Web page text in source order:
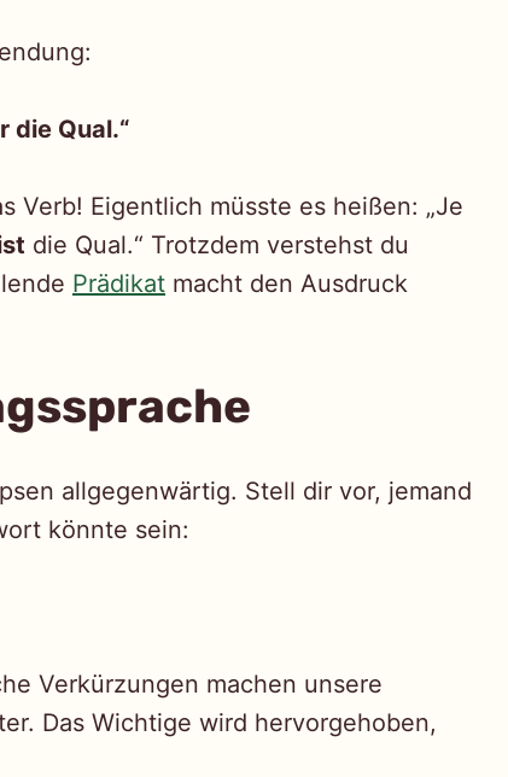
die Qual.“
Verb! Eigentlich müsste es heißen: „Je
die Qual.“ Trotzdem verstehst du
Prädikat macht den Ausdruck
allgegenwärtig. Stell dir vor, jemand
könnte sein:
Verkürzungen machen unsere
Das Wichtige wird hervorgehoben,